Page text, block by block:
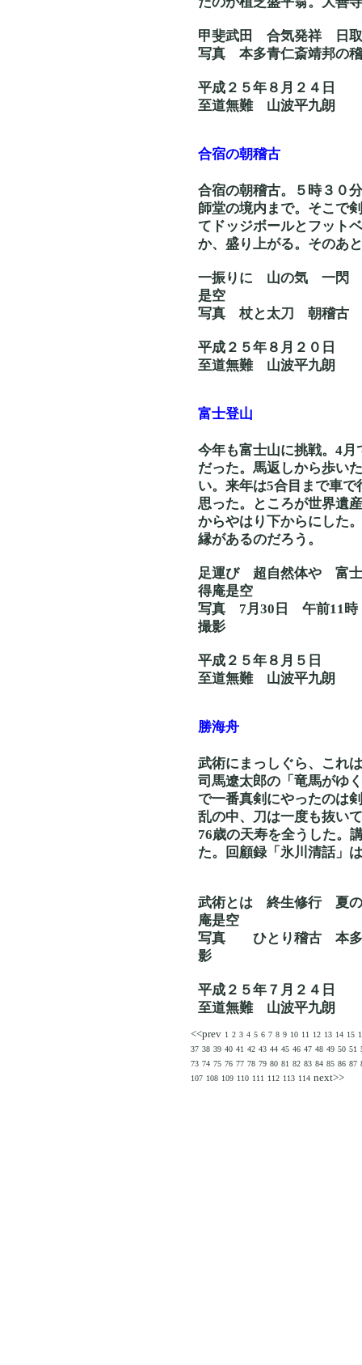
甲斐武田 合気発祥
写真 本多青仁斎靖邦
平成２５年８月２４日
至道無難 山波平九朗
合宿の朝稽古
合宿の朝稽古。５時３０
師堂の境内まで。そこで
てドッジボールとフット
か、盛り上がる。そのあ
一振りに 山の気 一
是空
写真 杖と太刀
平成２５年８月２０日
至道無難 山波平九朗
富士登山
今年も富士山に挑戦。4
だった。馬返しから歩い
い。来年は5合目まで車
思った。ところが世界遺
からやはり下からにした
縁があるのだろう。
足運び 超自然体
得庵是空
写真 7月30日 午
撮影
平成２５年８月５日
至道無難 山波平九朗
勝海舟
武術にまっしぐら、これ
司馬遼太郎の「竜馬がゆ
で一番真剣にやったのは
乱の中、刀は一度も抜い
76歳の天寿を全うした。
た。回顧録「氷川清話」
武術とは 終生修
庵是空
写真 ひとり稽古 本
影
平成２５年７月２４日
至道無難 山波平九朗
<<prev 1 2 3 4 5 6 7 8 9 10 11 12 13 14 15
37 38 39 40 41 42 43 44 45 46 47 48 49 50 51
73 74 75 76 77 78 79 80 81 82 83 84 85 86 87
107 108 109 110 111 112 113 114 next>>